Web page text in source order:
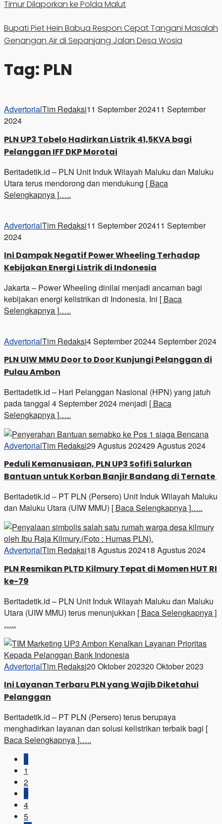
Timur Dilaporkan ke Polda Malut
Bupati Piet Hein Babua Respon Cepat Tangani Masalah
Genangan Air di Sepanjang Jalan Desa Wosia
Tag: PLN
AdvertorialTim Redaksi11 September 202411 September
2024
PLN UP3 Tobelo Hadirkan Listrik 41,5KVA bagi
Pelanggan IFF DKP Morotai
Beritadetik.id – PLN Unit Induk Wilayah Maluku dan Maluku
Utara terus mendorong dan mendukung [ Baca
Selengkapnya ]…..
AdvertorialTim Redaksi11 September 202411 September
2024
Ini Dampak Negatif Power Wheeling Terhadap
Kebijakan Energi Listrik di Indonesia
Jakarta – Power Wheeling dinilai menjadi ancaman bagi
kebijakan energi kelistrikan di Indonesia. Ini [ Baca
Selengkapnya ]…..
AdvertorialTim Redaksi4 September 20244 September 2024
PLN UIW MMU Door to Door Kunjungi Pelanggan di
Pulau Ambon
Beritadetik.id – Hari Pelanggan Nasional (HPN) yang jatuh
pada tanggal 4 September 2024 menjadi [ Baca
Selengkapnya ]…..
AdvertorialTim Redaksi29 Agustus 202429 Agustus 2024
Peduli Kemanusiaan, PLN UP3 Sofifi Salurkan
Bantuan untuk Korban Banjir Bandang di Ternate
Beritadetik.id – PT PLN (Persero) Unit Induk Wilayah Maluku
dan Maluku Utara (UIW MMU) [ Baca Selengkapnya ]…..
AdvertorialTim Redaksi18 Agustus 202418 Agustus 2024
PLN Resmikan PLTD Kilmury Tepat di Momen HUT RI
ke-79
Beritadetik.id – PLN Unit Induk Wilayah Maluku dan Maluku
Utara (UIW MMU) terus menunjukkan [ Baca Selengkapnya ]
…..
AdvertorialTim Redaksi20 Oktober 202320 Oktober 2023
Ini Layanan Terbaru PLN yang Wajib Diketahui
Pelanggan
Beritadetik.id – PT PLN (Persero) terus berupaya
menghadirkan layanan dan solusi kelistrikan terbaik bagi [
Baca Selengkapnya ]…..
«
1
2
3
4
5